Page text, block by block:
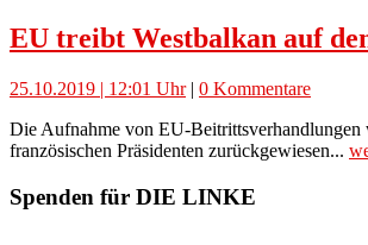
EU treibt Westbalkan auf
25.10.2019 | 12:01 Uhr| 0 Kommentare
Die Aufnahme von EU-Beitrittsverhandlungen
französischen Präsidenten zurückgewiesen...
Spenden für DIE LINKE